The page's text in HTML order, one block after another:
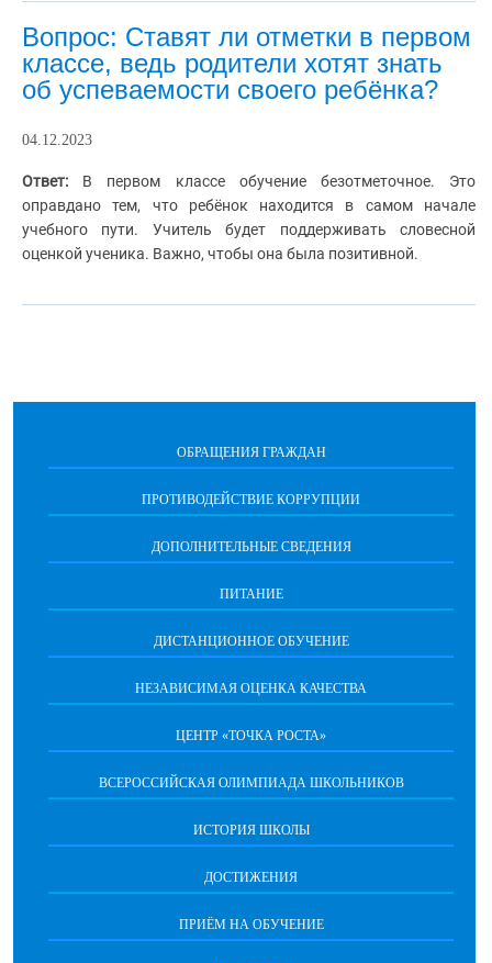
Вопрос: Ставят ли отметки в первом
классе, ведь родители хотят знать
об успеваемости своего ребёнка?
04.12.2023
Ответ: В первом классе обучение безотметочное. Это
оправдано тем, что ребёнок находится в самом начале
учебного пути. Учитель будет поддерживать словесной
оценкой ученика. Важно, чтобы она была позитивной.
ОБРАЩЕНИЯ ГРАЖДАН
ПРОТИВОДЕЙСТВИЕ КОРРУПЦИИ
ДОПОЛНИТЕЛЬНЫЕ СВЕДЕНИЯ
ПИТАНИЕ
ДИСТАНЦИОННОЕ ОБУЧЕНИЕ
НЕЗАВИСИМАЯ ОЦЕНКА КАЧЕСТВА
ЦЕНТР «ТОЧКА РОСТА»
ВСЕРОССИЙСКАЯ ОЛИМПИАДА ШКОЛЬНИКОВ
ИСТОРИЯ ШКОЛЫ
ДОСТИЖЕНИЯ
ПРИЁМ НА ОБУЧЕНИЕ